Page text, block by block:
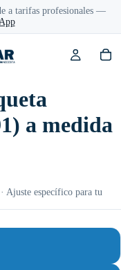
a tarifas profesionales —
a medida
Ajuste específico para tu